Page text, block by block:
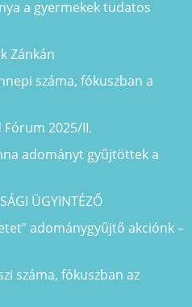
a gyermekek tudatos
Zánkán
száma, fókuszban a
Fórum 2025/II.
adományt gyűjtöttek a
ÜGYINTÉZŐ
adománygyűjtő akciónk –
száma, fókuszban az